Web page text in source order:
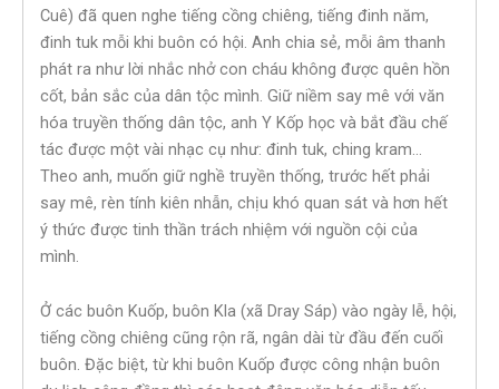
Cuê) đã quen nghe tiếng cồng chiêng, tiếng đinh năm,
đinh tuk mỗi khi buôn có hội. Anh chia sẻ, mỗi âm thanh
phát ra như lời nhắc nhở con cháu không được quên hồn
cốt, bản sắc của dân tộc mình. Giữ niềm say mê với văn
hóa truyền thống dân tộc, anh Y Kốp học và bắt đầu chế
tác được một vài nhạc cụ như: đinh tuk, ching kram…
Theo anh, muốn giữ nghề truyền thống, trước hết phải
say mê, rèn tính kiên nhẫn, chịu khó quan sát và hơn hết
ý thức được tinh thần trách nhiệm với nguồn cội của
mình.
Ở các buôn Kuốp, buôn Kla (xã Dray Sáp) vào ngày lễ, hội,
tiếng cồng chiêng cũng rộn rã, ngân dài từ đầu đến cuối
buôn. Đặc biệt, từ khi buôn Kuốp được công nhận buôn